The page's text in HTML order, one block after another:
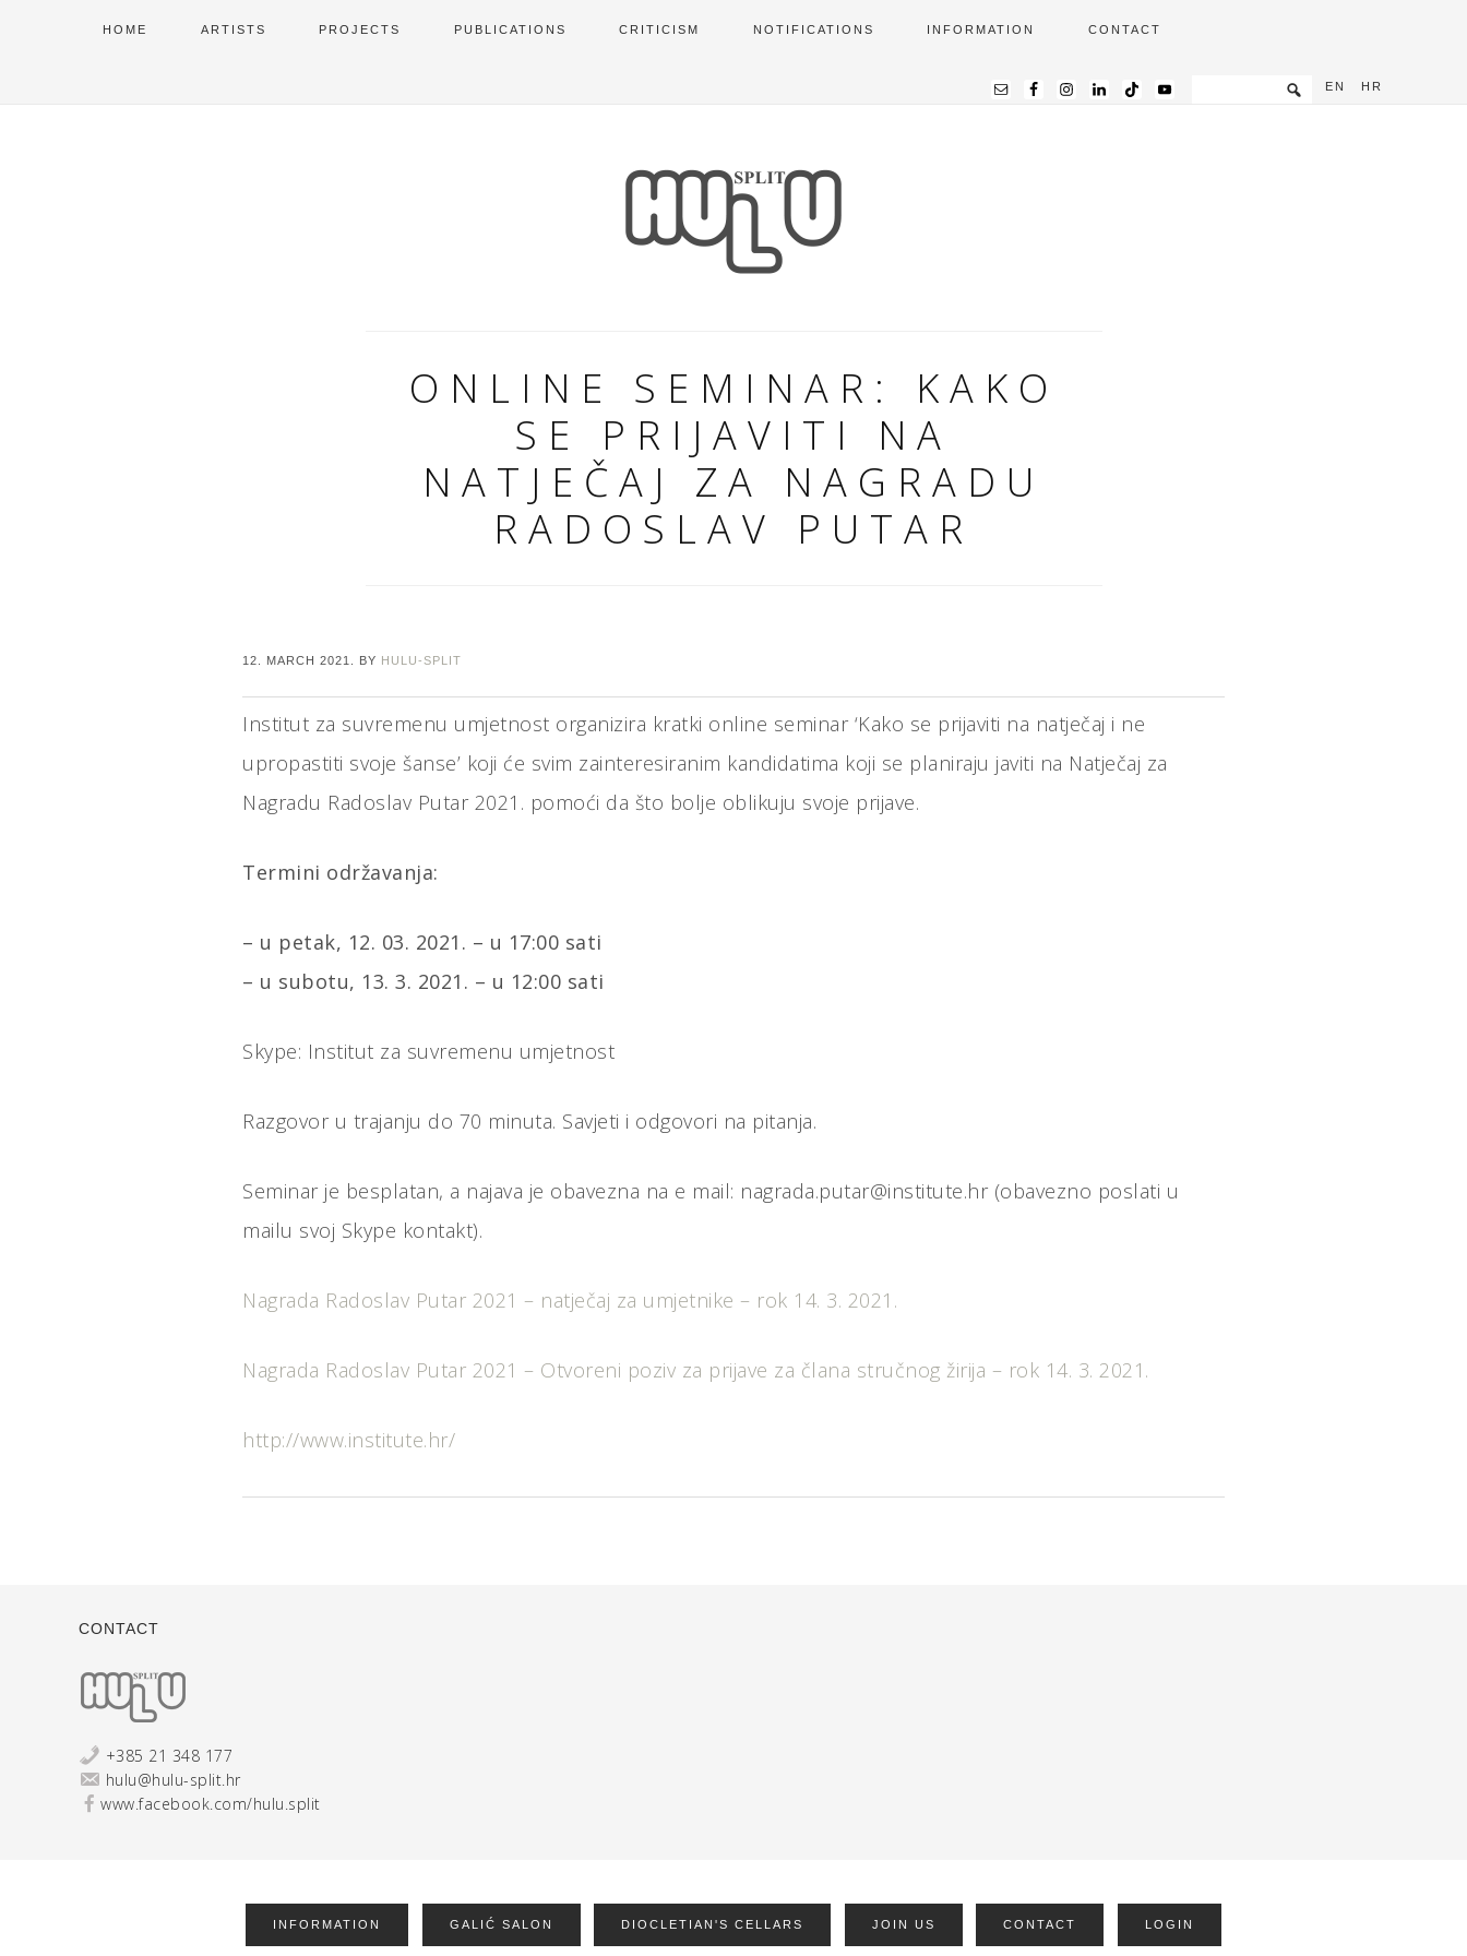
HOME ARTISTS PROJECTS PUBLICATIONS CRITICISM NOTIFICATIONS INFORMATION CONTACT
EN HR
ONLINE SEMINAR: KAKO
SE PRIJAVITI NA
NATJEČAJ ZA NAGRADU
RADOSLAV PUTAR
12. MARCH 2021. BY HULU-SPLIT
Institut za suvremenu umjetnost organizira kratki online seminar ‘Kako se prijaviti na natječaj i ne
upropastiti svoje šanse’ koji će svim zainteresiranim kandidatima koji se planiraju javiti na Natječaj za
Nagradu Radoslav Putar 2021. pomoći da što bolje oblikuju svoje prijave.
Termini održavanja:
– u petak, 12. 03. 2021. – u 17:00 sati
– u subotu, 13. 3. 2021. – u 12:00 sati
Skype: Institut za suvremenu umjetnost
Razgovor u trajanju do 70 minuta. Savjeti i odgovori na pitanja.
Seminar je besplatan, a najava je obavezna na e mail: nagrada.putar@institute.hr (obavezno poslati u
mailu svoj Skype kontakt).
Nagrada Radoslav Putar 2021 – natječaj za umjetnike – rok 14. 3. 2021.
Nagrada Radoslav Putar 2021 – Otvoreni poziv za prijave za člana stručnog žirija – rok 14. 3. 2021.
http://www.institute.hr/
CONTACT
+385 21 348 177
hulu@hulu-split.hr
www.facebook.com/hulu.split
INFORMATION GALIĆ SALON DIOCLETIAN'S CELLARS JOIN US CONTACT LOGIN